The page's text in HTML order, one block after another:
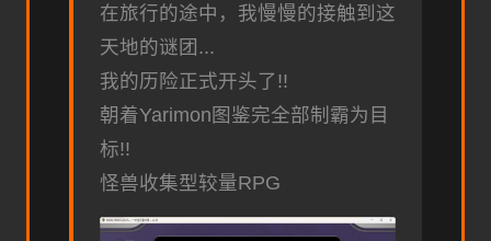
在旅行的途中，我慢慢的接触到这
天地的谜团...
我的历险正式开头了!!
朝着Yarimon图鉴完全部制霸为目
标!!
怪兽收集型较量RPG